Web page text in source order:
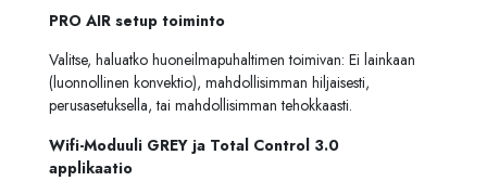
PRO AIR setup toiminto
Valitse, haluatko huoneilmapuhaltimen toimivan: Ei lainkaan
(luonnollinen konvektio), mahdollisimman hiljaisesti,
perusasetuksella, tai mahdollisimman tehokkaasti.
Wifi-Moduuli GREY ja Total Control 3.0
applikaatio